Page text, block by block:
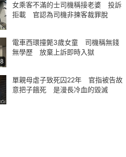
女乘客不滿的士司機稱接老婆 投訴
拒載 官認為司機非揀客裁罪脫
電車西環撞斃3歲女童 司機稱無錢
無學歷 放棄上訴即時入獄
單親母虐子致死囚22年 官指被告故
意把子餓死 是漫長冷血的毀滅